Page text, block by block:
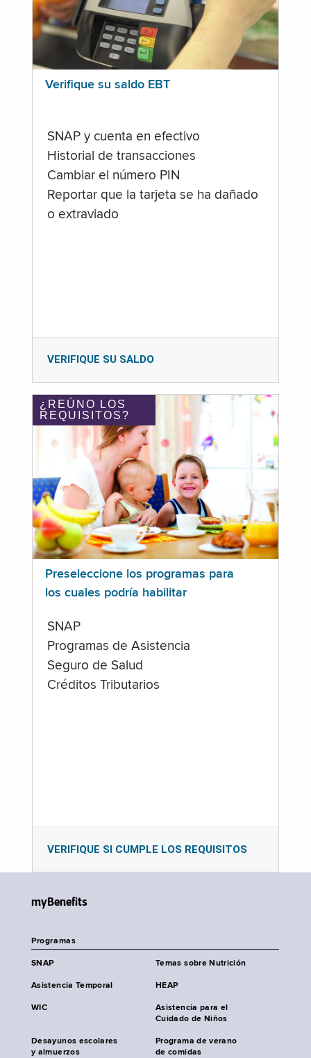
Verifique su saldo EBT
SNAP y cuenta en efectivo
Historial de transacciones
Cambiar el número PIN
Reportar que la tarjeta se ha dañado
o extraviado
VERIFIQUE SU SALDO
¿REÚNO LOS
REQUISITOS?
Preseleccione los programas para
los cuales podría habilitar
SNAP
Programas de Asistencia
Seguro de Salud
Créditos Tributarios
VERIFIQUE SI CUMPLE LOS REQUISITOS
myBenefits
Programas
SNAP Temas sobre Nutrición
Asistencia Temporal HEAP
WIC
Asistencia para el
Cuidado de Niños
Desayunos escolares
y almuerzos
Programa de verano
de comidas